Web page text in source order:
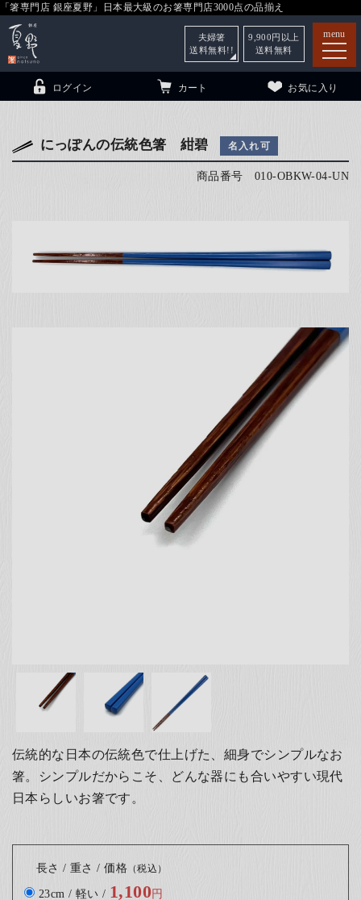
「箸専門店 銀座夏野」日本最大級のお箸専門店3000点の品揃え
menu
ログイン カート お気に入り
夫婦箸
送料無料!!
9,900 円以上
送料無料
にっぽんの伝統色箸 紺碧 名入れ可
商品番号 010-OBKW-04-UN
伝統的な日本の伝統色で仕上げた、細身でシンプルなお
箸。シンプルだからこそ、どんな器にも合いやすい現代
日本らしいお箸です。
長さ / 重さ / 価格 （税込）
23cm / 軽い / 1,100円